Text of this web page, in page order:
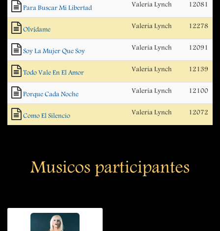
Para Buscar Mi Libertad Valeria Lynch 12081
Olvídame Valeria Lynch 12278
Soy La Mujer Que Soy Valeria Lynch 12091
Todo Vale En El Amor Valeria Lynch 12139
Porque Cada Noche Valeria Lynch 12100
Como El Silencio Valeria Lynch 12072
Musicos participantes